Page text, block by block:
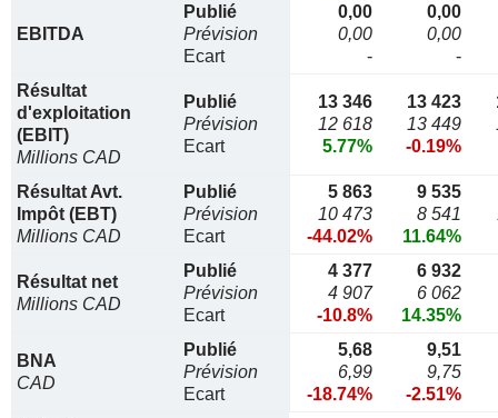
EBITDA
Publié
Prévision
Ecart
0,00
0,00
-
0,00
0,00
-
Résultat
d'exploitation
(EBIT)
Millions CAD
Publié
Prévision
Ecart
13 346
12 618
5.77%
13 423
13 449
-0.19%
Résultat Avt.
Impôt (EBT)
Millions CAD
Publié
Prévision
Ecart
5 863
10 473
-44.02%
9 535
8 541
11.64%
Résultat net
Millions CAD
Publié
Prévision
Ecart
4 377
4 907
-10.8%
6 932
6 062
14.35%
BNA
CAD
Publié
Prévision
Ecart
5,68
6,99
-18.74%
9,51
9,75
-2.51%